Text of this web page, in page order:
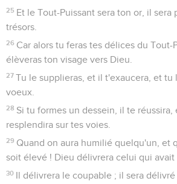
25 Et le Tout-Puissant sera ton or, il
trésors.
26 Car alors tu feras tes délices du Tout-
élèveras ton visage vers Dieu.
27 Tu le supplieras, et il t'exaucera, et tu
voeux.
28 Si tu formes un dessein, il te réussira,
resplendira sur tes voies.
29 Quand on aura humilié quelqu'un, et
soit élevé ! Dieu délivrera celui qui avait
30 Il délivrera le coupable ; il sera